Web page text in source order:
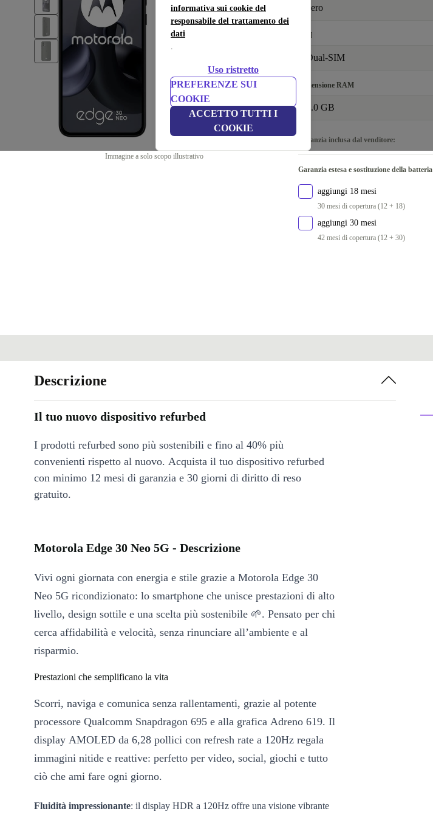
informativa sui cookie del
responsabile del trattamento dei
dati
.
Uso ristretto
PREFERENZE SUI
COOKIE
ACCETTO TUTTI I
COOKIE
Immagine a solo scopo illustrativo
nero
SIM
Dual-SIM
Dimensione RAM
6.0 GB
Garanzia inclusa dal venditore:
Garanzia estesa e sostituzione della batteria
aggiungi 18 mesi
30 mesi di copertura (12 + 18)
aggiungi 30 mesi
42 mesi di copertura (12 + 30)
Descrizione
Il tuo nuovo dispositivo refurbed
I prodotti refurbed sono più sostenibili e fino al 40% più
convenienti rispetto al nuovo. Acquista il tuo dispositivo refurbed
con minimo 12 mesi di garanzia e 30 giorni di diritto di reso
gratuito.
Motorola Edge 30 Neo 5G - Descrizione
Vivi ogni giornata con energia e stile grazie a Motorola Edge 30
Neo 5G ricondizionato: lo smartphone che unisce prestazioni di alto
livello, design sottile e una scelta più sostenibile 🌱. Pensato per chi
cerca affidabilità e velocità, senza rinunciare all’ambiente e al
risparmio.
Prestazioni che semplificano la vita
Scorri, naviga e comunica senza rallentamenti, grazie al potente
processore Qualcomm Snapdragon 695 e alla grafica Adreno 619. Il
display AMOLED da 6,28 pollici con refresh rate a 120Hz regala
immagini nitide e reattive: perfetto per video, social, giochi e tutto
ciò che ami fare ogni giorno.
Fluidità impressionante: il display HDR a 120Hz offre una visione vibrante